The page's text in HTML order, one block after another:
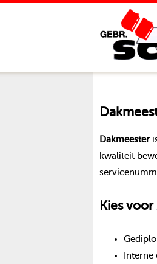
Dakmeester
kwaliteit
Kies